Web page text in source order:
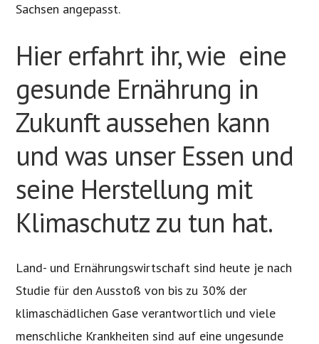
Sachsen angepasst.
Hier erfahrt ihr, wie eine
gesunde Ernährung in
Zukunft aussehen kann
und was unser Essen und
seine Herstellung mit
Klimaschutz zu tun hat.
Land- und Ernährungswirtschaft sind heute je nach
Studie für den Ausstoß von bis zu 30% der
klimaschädlichen Gase verantwortlich und viele
menschliche Krankheiten sind auf eine ungesunde